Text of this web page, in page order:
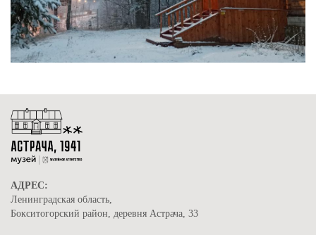
АДРЕС:
Ленинградская область,
Бокситогорский район, деревня Астрача, 33